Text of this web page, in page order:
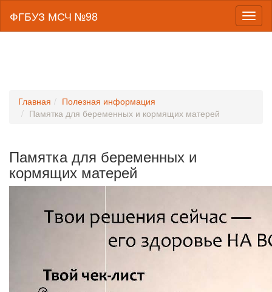
ФГБУЗ МСЧ №98
Главная
Полезная информация
Памятка для беременных и кормящих матерей
Памятка для беременных и
кормящих матерей